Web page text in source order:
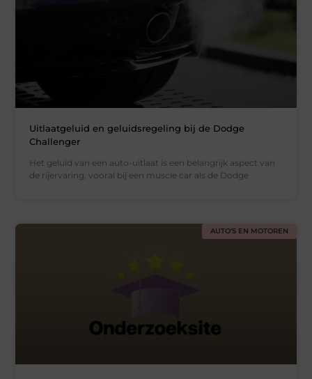
Uitlaatgeluid en geluidsregeling bij de Dodge
Challenger
Het geluid van een auto-uitlaat is een belangrijk aspect van
de rijervaring, vooral bij een muscle car als de Dodge
AUTO’S EN MOTOREN